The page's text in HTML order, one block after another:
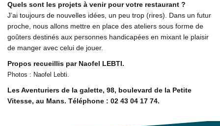
Quels sont les projets à venir pour votre restaurant ?
J’ai toujours de nouvelles idées, un peu trop (rires). Dans un futur
proche, nous allons mettre en place des ateliers sous forme de
goûters destinés aux personnes handicapées en mixant le plaisir
de manger avec celui de jouer.
Propos recueillis par Naofel LEBTI.
Photos : Naofel Lebti.
Les Aventuriers de la galette, 98, boulevard de la Petite
Vitesse, au Mans. Téléphone : 02 43 04 17 74.